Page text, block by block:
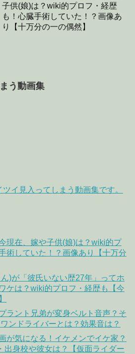
子供(娘)は？wiki的プロフ・経歴
も！心臓手術していた！？画像あ
り【十万分の一の偶然】
う動画集
イ見入ってしまう動画集です。
現在、嫁や子供(娘)は？wiki的プ
術していた！？画像あり【十万分
ん)が「彼氏いない歴27年」ってホ
ケは？wiki的プロフ・経歴も【今
ラント兄弟が変身ベルト音声？そ
ンドライバーとは？効果音は？
が気になる！イケメンでイケ家？
出身校や彼女は？【仮面ライダー